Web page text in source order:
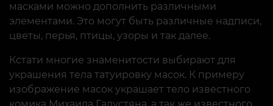
масками можно дополнить различными
элементами. Это могут быть различные надписи,
цветы, перья, птицы, узоры и так далее.
Кстати многие знаменитости выбирают для
украшения тела татуировку масок. К примеру
изображение масок украшает тело известного